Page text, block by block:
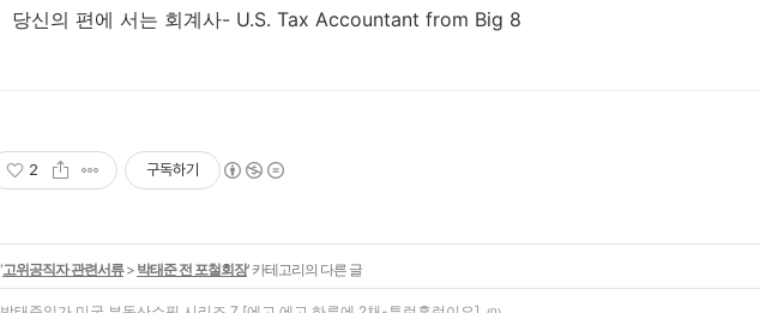
당신의 편에 서는 회계사- U.S. Tax Accountant from Big 8
2 구독하기
'고위공직자 관련서류> 박태준 전 포철회장' 카테고리의 다른 글